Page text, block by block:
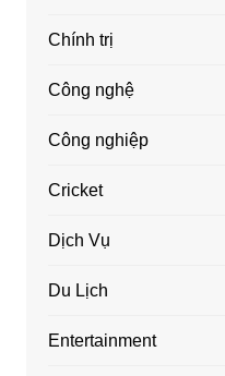
Chính trị
Công nghệ
Công nghiệp
Cricket
Dịch Vụ
Du Lịch
Entertainment